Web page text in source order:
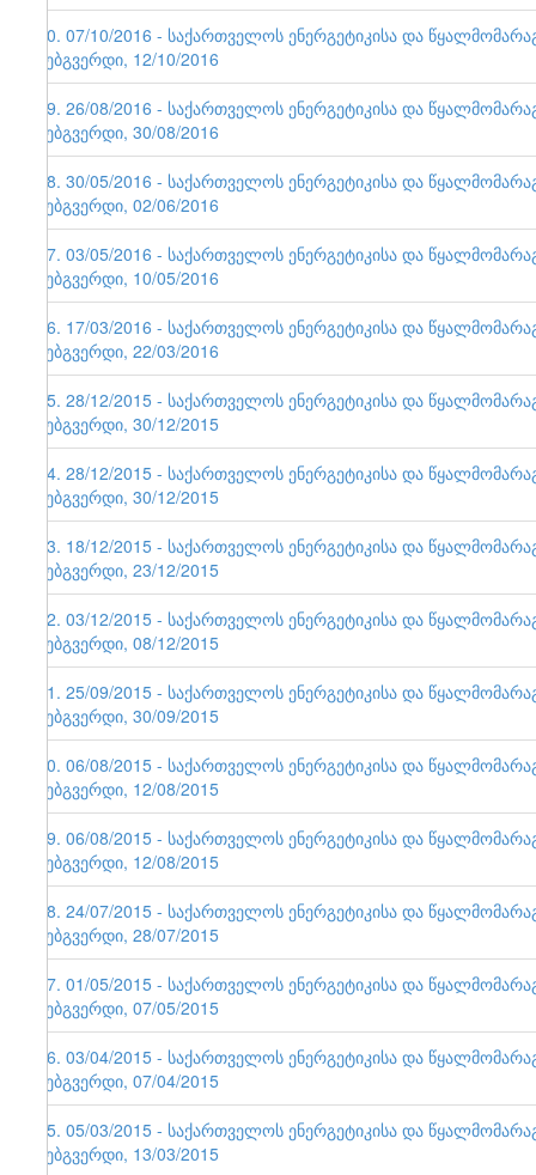
80. 07/10/2016 - საქართველოს ენერგეტიკისა და
ვებგვერდი, 12/10/2016
79. 26/08/2016 - საქართველოს ენერგეტიკისა და
ვებგვერდი, 30/08/2016
78. 30/05/2016 - საქართველოს ენერგეტიკისა და
ვებგვერდი, 02/06/2016
77. 03/05/2016 - საქართველოს ენერგეტიკისა და
ვებგვერდი, 10/05/2016
76. 17/03/2016 - საქართველოს ენერგეტიკისა და
ვებგვერდი, 22/03/2016
75. 28/12/2015 - საქართველოს ენერგეტიკისა და
ვებგვერდი, 30/12/2015
74. 28/12/2015 - საქართველოს ენერგეტიკისა და
ვებგვერდი, 30/12/2015
73. 18/12/2015 - საქართველოს ენერგეტიკისა და
ვებგვერდი, 23/12/2015
72. 03/12/2015 - საქართველოს ენერგეტიკისა და
ვებგვერდი, 08/12/2015
71. 25/09/2015 - საქართველოს ენერგეტიკისა და
ვებგვერდი, 30/09/2015
70. 06/08/2015 - საქართველოს ენერგეტიკისა და
ვებგვერდი, 12/08/2015
69. 06/08/2015 - საქართველოს ენერგეტიკისა და
ვებგვერდი, 12/08/2015
68. 24/07/2015 - საქართველოს ენერგეტიკისა და
ვებგვერდი, 28/07/2015
67. 01/05/2015 - საქართველოს ენერგეტიკისა და
ვებგვერდი, 07/05/2015
66. 03/04/2015 - საქართველოს ენერგეტიკისა და
ვებგვერდი, 07/04/2015
65. 05/03/2015 - საქართველოს ენერგეტიკისა და
ვებგვერდი, 13/03/2015